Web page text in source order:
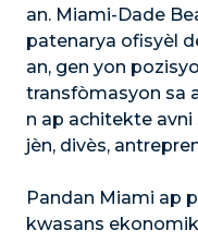
an. Miami-Dade
patenarya ofisyèl
an, gen yon
transfòmasyon sa
n ap achitekte avni
jèn, divès,
Pandan Miami ap
kwasans